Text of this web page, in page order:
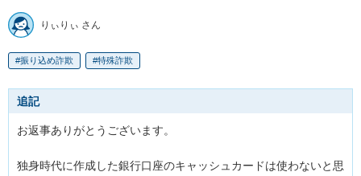
りぃりぃ さん
振り込め詐欺 特殊詐欺
追記
お返事ありがとうございます。
独身時代に作成した銀行口座のキャッシュカードは使わないと思